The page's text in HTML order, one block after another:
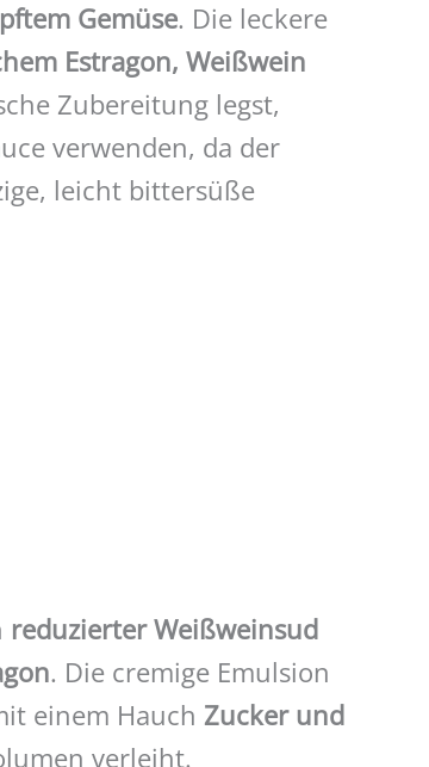
Gemüse. Die leckere
Estragon, Weißwein
Zubereitung legst,
verwenden, da der
leicht bittersüße
reduzierter Weißweinsud
. Die cremige Emulsion
einem Hauch Zucker und
verleiht.